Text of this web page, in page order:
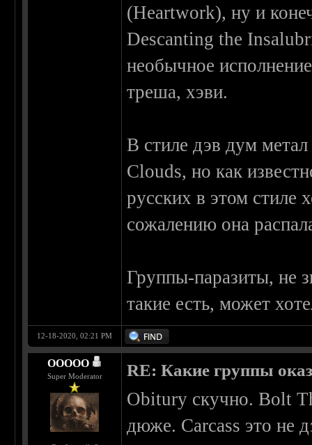
(Heartwork), ну и
Descanting the
необычное
треша, хэви.
В стиле дэв дум
Clouds, но как
русских в этом стиле
сожалению она
Группы-паразиты, не
такие есть, может
12-18-2020, 02:21 PM
OOOOO
Super Moderator RE: Какие группы
Obitury скучно. Bolt
дюже. Carcass это не